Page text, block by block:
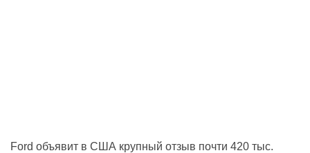
Ford объявит в США крупный отзыв почти 420 тыс.